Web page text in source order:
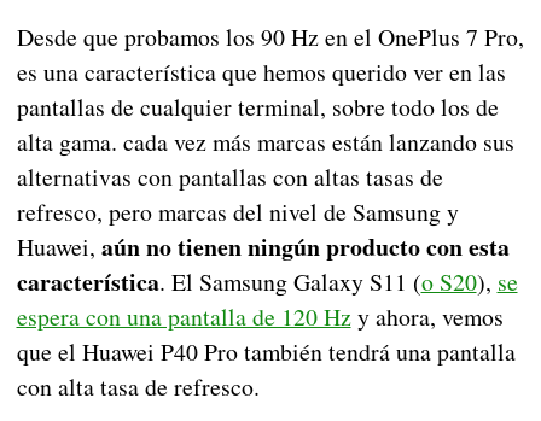
Desde que probamos los 90 Hz en el OnePlus 7 Pro,
es una característica que hemos querido ver en las
pantallas de cualquier terminal, sobre todo los de
alta gama. cada vez más marcas están lanzando sus
alternativas con pantallas con altas tasas de
refresco, pero marcas del nivel de Samsung y
Huawei, aún no tienen ningún producto con esta
característica. El Samsung Galaxy S11 (o S20), se
espera con una pantalla de 120 Hzy ahora, vemos
que el Huawei P40 Pro también tendrá una pantalla
con alta tasa de refresco.